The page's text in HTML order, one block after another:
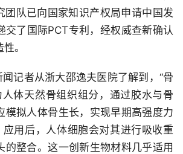
团队已向国家知识产权局申请中国发
交了国际PCT专利，经权威查新确认
。
记者从浙大邵逸夫医院了解到，“骨
体天然骨组织组分，通过胶水与骨
模拟人体骨生长，实现早期高强度力
用后，人体细胞会对其进行吸收重
的整合。这一创新生物材料几乎适用